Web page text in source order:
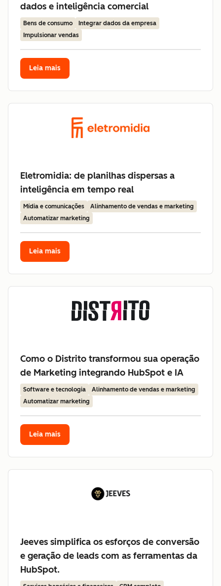
dados e inteligência comercial
Bens de consumo
Integrar dados da empresa
Impulsionar vendas
Leia mais
Eletromidia: de planilhas dispersas a
inteligência em tempo real
Mídia e comunicações
Alinhamento de vendas e marketing
Automatizar marketing
Leia mais
Como o Distrito transformou sua operação
de Marketing integrando HubSpot e IA
Software e tecnologia
Alinhamento de vendas e marketing
Automatizar marketing
Leia mais
Jeeves simplifica os esforços de conversão
e geração de leads com as ferramentas da
HubSpot.